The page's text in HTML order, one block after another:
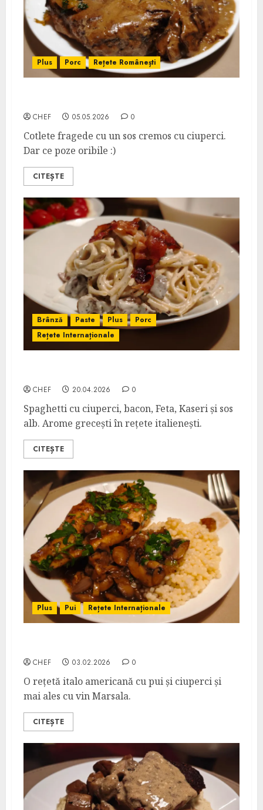
Plus Porc Rețete Românești
CHEF 05.05.2026 0
Cotlete fragede cu un sos cremos cu ciuperci.
Dar ce poze oribile :)
CITEȘTE
Brânză Paste Plus
Porc
Rețete Internaționale
CHEF 20.04.2026 0
Spaghetti cu ciuperci, bacon, Feta, Kaseri și sos
alb. Arome grecești în rețete italienești.
CITEȘTE
Plus Pui Rețete Internaționale
CHEF 03.02.2026 0
O rețetă italo americană cu pui și ciuperci și
mai ales cu vin Marsala.
CITEȘTE